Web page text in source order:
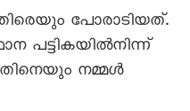
പോരാടിയത്.
പട്ടികയിൽനിന്ന്
നമ്മൾ